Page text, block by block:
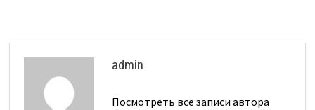
admin
Посмотреть все записи автора